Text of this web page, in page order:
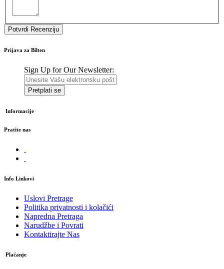
Potvrdi Recenziju
Prijava za Bilten
Sign Up for Our Newsletter:
Pretplati se
Informacije
Pratite nas
Info Linkovi
Uslovi Pretrage
Politika privatnosti i kolačići
Napredna Pretraga
Narudžbe i Povrati
Kontaktirajte Nas
Plaćanje